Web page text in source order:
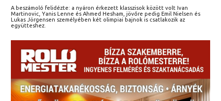
A beszámoló felidézte: a nyáron érkezett klasszisok között volt Ivan
Martinovic, Yanis Lenne és Ahmed Hesham, jövőre pedig Emil Nielsen és
Lukas Jörgensen személyében két olimpiai bajnok is csatlakozik az
együtteshez.